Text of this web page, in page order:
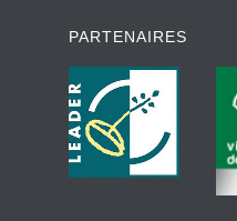
PARTENAIRES